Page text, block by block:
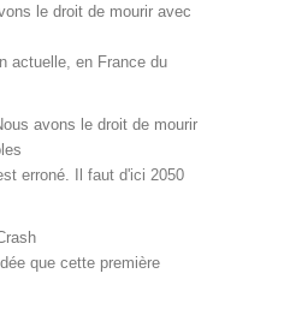
le droit de mourir avec
actuelle, en France du
avons le droit de mourir
erroné. Il faut d'ici 2050
que cette première